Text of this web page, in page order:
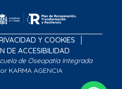
Y COOKIES
DE ACCESIBILIDAD
de Oseopatía Integrada
KARMA AGENCIA